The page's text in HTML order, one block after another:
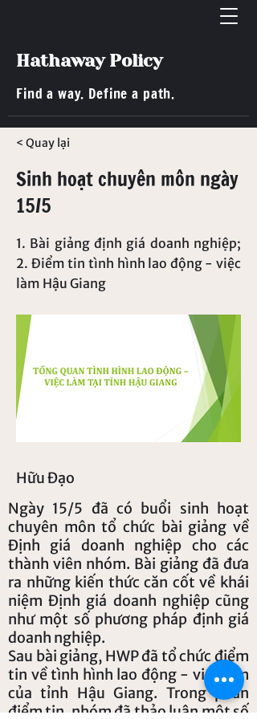
Hathaway Policy
Find a way. Define a path.
< Quay lại
Sinh hoạt chuyên môn ngày
15/5
1. Bài giảng định giá doanh nghiệp;
2. Điểm tin tình hình lao động - việc
làm Hậu Giang
Hữu Đạo
Ngày 15/5 đã có buổi sinh hoạt
chuyên môn tổ chức bài giảng về
Định giá doanh nghiệp cho các
thành viên nhóm. Bài giảng đã đưa
ra những kiến thức căn cốt về khái
niệm Định giá doanh nghiệp cũng
như một số phương pháp định giá
doanh nghiệp.
Sau bài giảng, HWP đã tổ chức điểm
tin về tình hình lao động - việc làm
của tỉnh Hậu Giang. Trong phần
điểm tin, nhóm đã thảo luận một số